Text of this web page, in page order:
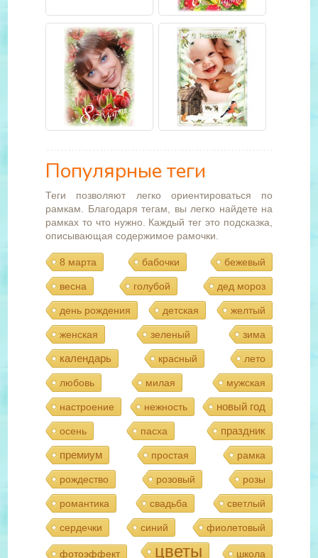
Популярные теги
Теги позволяют легко ориентироваться по
рамкам. Благодаря тегам, вы легко найдете на
рамках то что нужно. Каждый тег это подсказка,
описывающая содержимое рамочки.
8 марта бабочки бежевый
весна голубой дед мороз
день рождения детская желтый
женская зеленый зима
календарь красный лето
любовь милая мужская
настроение нежность новый год
осень пасха
праздник
премиум
простая рамка
рождество розовый розы
романтика свадьба светлый
сердечки синий фиолетовый
фотоэффект цветы школа